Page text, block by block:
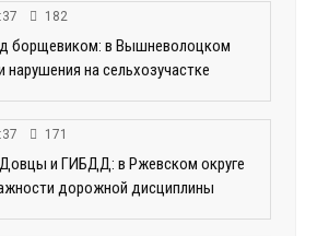
182
борщевиком: в Вышневолоцком
нарушения на сельхозучастке
171
и ГИБДД: в Ржевском округе
дорожной дисциплины